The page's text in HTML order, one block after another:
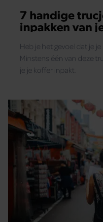
7 handige
inpakken van
Heb je het gevoel dat je
Minstens één van deze
je je koffer inpakt.